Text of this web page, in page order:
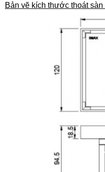
Bản vẽ kích thước thoát